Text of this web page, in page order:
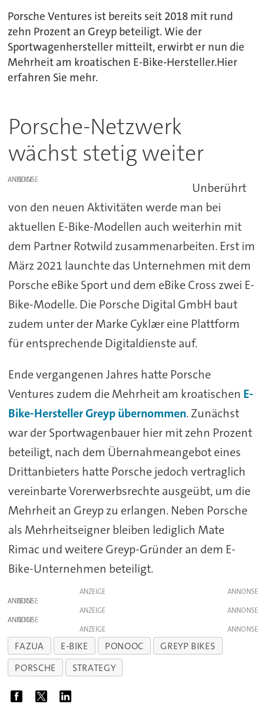
Porsche Ventures ist bereits seit 2018 mit rund
zehn Prozent an Greyp beteiligt. Wie der
Sportwagenhersteller mitteilt, erwirbt er nun die
Mehrheit am kroatischen E-Bike-Hersteller.Hier
erfahren Sie mehr.
Porsche-Netzwerk
wächst stetig weiter
ANZEIGE
Unberührt
von den neuen Aktivitäten werde man bei
aktuellen E-Bike-Modellen auch weiterhin mit
dem Partner Rotwild zusammenarbeiten. Erst im
März 2021 launchte das Unternehmen mit dem
Porsche eBike Sport und dem eBike Cross zwei E-
Bike-Modelle. Die Porsche Digital GmbH baut
zudem unter der Marke Cyklær eine Plattform
für entsprechende Digitaldienste auf.
Ende vergangenen Jahres hatte Porsche
Ventures zudem die Mehrheit am kroatischen E-
Bike-Hersteller Greyp übernommen. Zunächst
war der Sportwagenbauer hier mit zehn Prozent
beteiligt, nach dem Übernahmeangebot eines
Drittanbieters hatte Porsche jedoch vertraglich
vereinbarte Vorerwerbsrechte ausgeübt, um die
Mehrheit an Greyp zu erlangen. Neben Porsche
als Mehrheitseigner bleiben lediglich Mate
Rimac und weitere Greyp-Gründer an dem E-
Bike-Unternehmen beteiligt.
ANZEIGE
ANZEIGE
ANZEIGE
ANZEIGE
ANZEIGE
FAZUA E-BIKE PONOOC
GREYP BIKES
PORSCHE
STRATEGY